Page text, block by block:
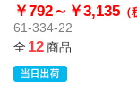
￥792～ ￥3,135 （
61-334-22
全12商品